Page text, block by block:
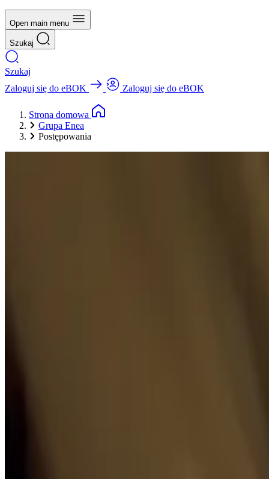
Open main menu
Szukaj
Szukaj
Zaloguj się do eBOK
Zaloguj się do eBOK
Strona domowa
Grupa Enea
Postępowania